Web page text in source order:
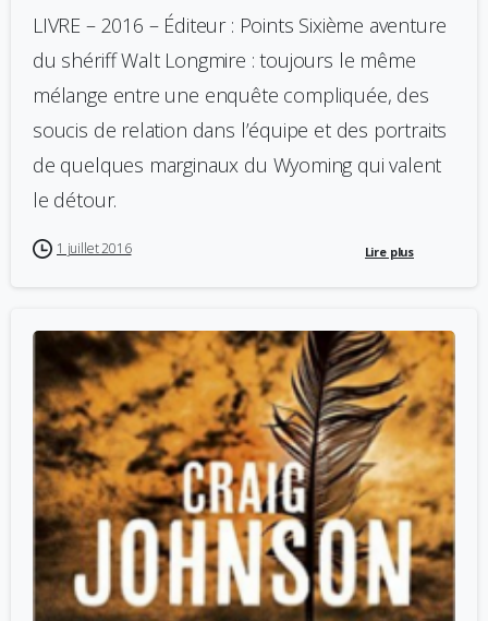
LIVRE – 2016 – Éditeur : Points Sixième aventure
du shériff Walt Longmire : toujours le même
mélange entre une enquête compliquée, des
soucis de relation dans l’équipe et des portraits
de quelques marginaux du Wyoming qui valent
le détour.
1 juillet 2016 Lire plus